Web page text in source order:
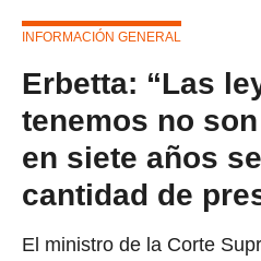
INFORMACIÓN GENERAL
Erbetta: “Las
tenemos no
en siete años
cantidad de
El ministro de la Corte